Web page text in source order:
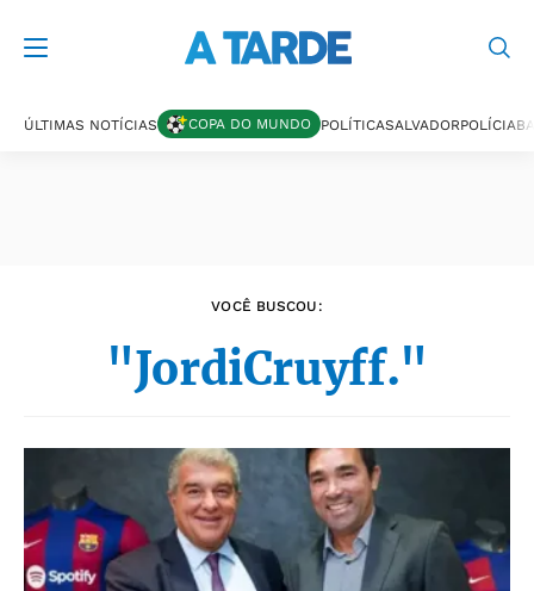
ÚLTIMAS NOTÍCIAS COPA DO MUNDO POLÍTICASALVADORPOLÍCIA
VOCÊ BUSCOU:
"JordiCruyff."